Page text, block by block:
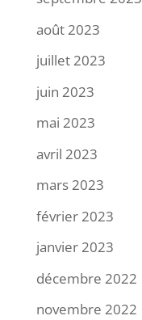
août 2023
juillet 2023
juin 2023
mai 2023
avril 2023
mars 2023
février 2023
janvier 2023
décembre 2022
novembre 2022